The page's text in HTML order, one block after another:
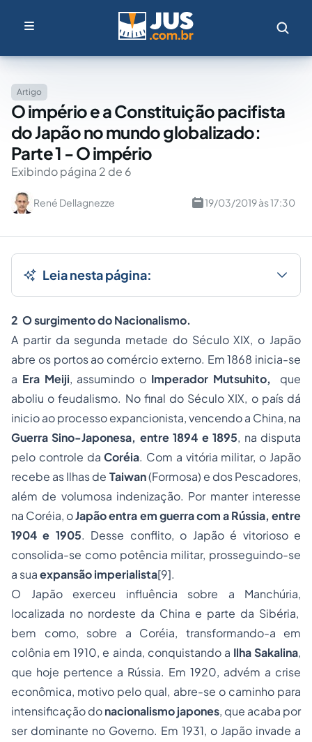
Artigo
O império e a Constituição pacifista
do Japão no mundo globalizado:
Parte 1 - O império
Exibindo página 2 de 6
René Dellagnezze 19/03/2019 às 17:30
Leia nesta página:
2 O surgimento do Nacionalismo.
A partir da segunda metade do Século XIX, o Japão
abre os portos ao comércio externo. Em 1868 inicia-se
a Era Meiji, assumindo o Imperador Mutsuhito, que
aboliu o feudalismo. No final do Século XIX, o país dá
inicio ao processo expancionista, vencendo a China, na
Guerra Sino-Japonesa, entre 1894 e 1895, na disputa
pelo controle daCoréia. Com a vitória militar, o Japão
recebe as Ilhas de Taiwan(Formosa) e dos Pescadores,
além de volumosa indenização. Por manter interesse
na Coréia, oJapão entra em guerra com a Rússia, entre
1904 e 1905. Desse conflito, o Japão é vitorioso e
consolida-se como potência militar, prosseguindo-se
a suaexpansão imperialista[9].
O Japão exerceu influência sobre a Manchúria,
localizada no nordeste da China e parte da Sibéria,
bem como, sobre a Coréia, transformando-a em
colônia em 1910, e ainda, conquistando a Ilha Sakalina,
que hoje pertence a Rússia. Em 1920, advém a crise
econômica, motivo pelo qual, abre-se o caminho para
intensificação donacionalismojapones, que acaba por
ser dominante no Governo. Em 1931, o Japão invade a